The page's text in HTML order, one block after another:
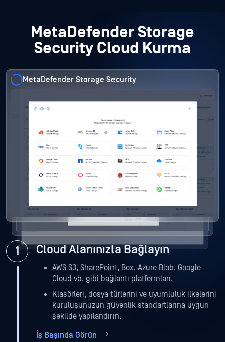
MetaDefender Storage
Security Cloud Kurma
Cloud Alanınızla Bağlayın
AWS S3, SharePoint, Box, Azure Blob, Google
Cloud vb. gibi bağlantı platformları.
Klasörleri, dosya türlerini ve uyumluluk ilkelerini
kuruluşunuzun güvenlik standartlarına uygun
şekilde yapılandırın.
İş Başında Görün
MetaDefender Storage Security
MetaDefender Storage Security
MetaDefender Storage Security